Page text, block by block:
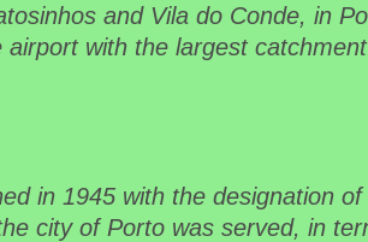
and Vila do Conde, in
airport with the largest
in 1945 with the designation
city of Porto was served, in